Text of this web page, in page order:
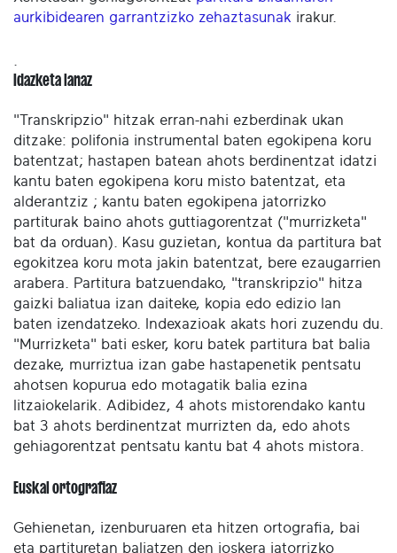
aurkibidearen garrantzizko zehaztasunak irakur.
Idazketa lanaz
"Transkripzio" hitzak erran-nahi ezberdinak ukan
ditzake: polifonia instrumental baten egokipena koru
batentzat; hastapen batean ahots berdinentzat idatzi
kantu baten egokipena koru misto batentzat, eta
alderantziz ; kantu baten egokipena jatorrizko
partiturak baino ahots guttiagorentzat ("murrizketa"
bat da orduan). Kasu guzietan, kontua da partitura bat
egokitzea koru mota jakin batentzat, bere ezaugarrien
arabera. Partitura batzuendako, "transkripzio" hitza
gaizki baliatua izan daiteke, kopia edo edizio lan
baten izendatzeko. Indexazioak akats hori zuzendu du.
"Murrizketa" bati esker, koru batek partitura bat balia
dezake, murriztua izan gabe hastapenetik pentsatu
ahotsen kopurua edo motagatik balia ezina
litzaiokelarik. Adibidez, 4 ahots mistorendako kantu
bat 3 ahots berdinentzat murrizten da, edo ahots
gehiagorentzat pentsatu kantu bat 4 ahots mistora.
Euskal ortografiaz
Gehienetan, izenburuaren eta hitzen ortografia, bai
eta partituretan baliatzen den joskera jatorrizko